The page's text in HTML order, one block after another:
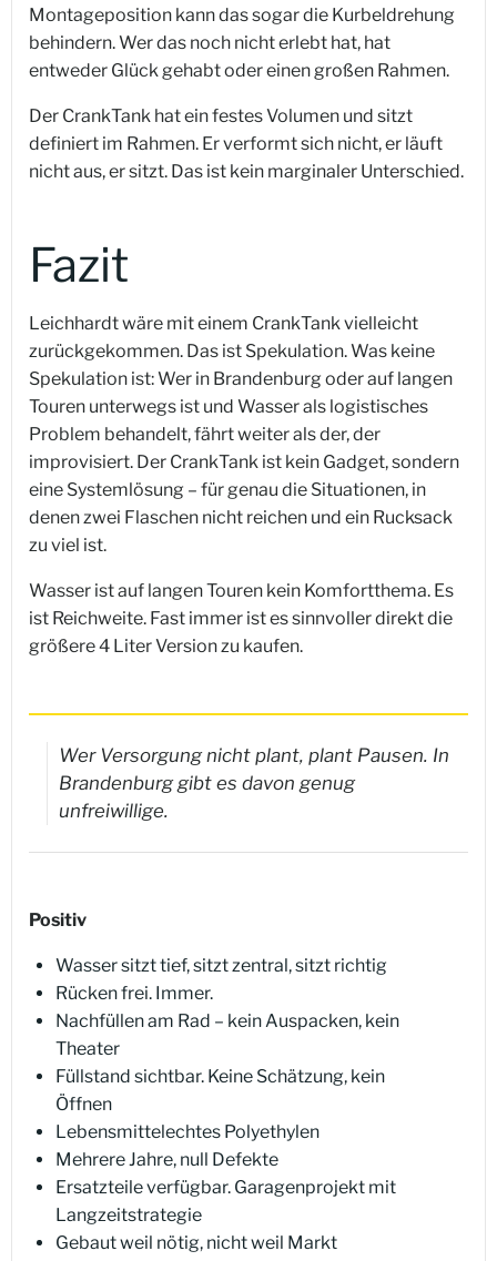
Montageposition kann das sogar die Kurbeldrehung
behindern. Wer das noch nicht erlebt hat, hat
entweder Glück gehabt oder einen großen Rahmen.
Der CrankTank hat ein festes Volumen und sitzt
definiert im Rahmen. Er verformt sich nicht, er läuft
nicht aus, er sitzt. Das ist kein marginaler Unterschied.
Fazit
Leichhardt wäre mit einem CrankTank vielleicht
zurückgekommen. Das ist Spekulation. Was keine
Spekulation ist: Wer in Brandenburg oder auf langen
Touren unterwegs ist und Wasser als logistisches
Problem behandelt, fährt weiter als der, der
improvisiert. Der CrankTank ist kein Gadget, sondern
eine Systemlösung – für genau die Situationen, in
denen zwei Flaschen nicht reichen und ein Rucksack
zu viel ist.
Wasser ist auf langen Touren kein Komfortthema. Es
ist Reichweite. Fast immer ist es sinnvoller direkt die
größere 4 Liter Version zu kaufen.
Wer Versorgung nicht plant, plant Pausen. In
Brandenburg gibt es davon genug
unfreiwillige.
Positiv
Wasser sitzt tief, sitzt zentral, sitzt richtig
Rücken frei. Immer.
Nachfüllen am Rad – kein Auspacken, kein
Theater
Füllstand sichtbar. Keine Schätzung, kein
Öffnen
Lebensmittelechtes Polyethylen
Mehrere Jahre, null Defekte
Ersatzteile verfügbar. Garagenprojekt mit
Langzeitstrategie
Gebaut weil nötig, nicht weil Markt